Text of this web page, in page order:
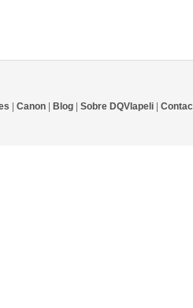
Canon Blog Sobre DQVlapeli